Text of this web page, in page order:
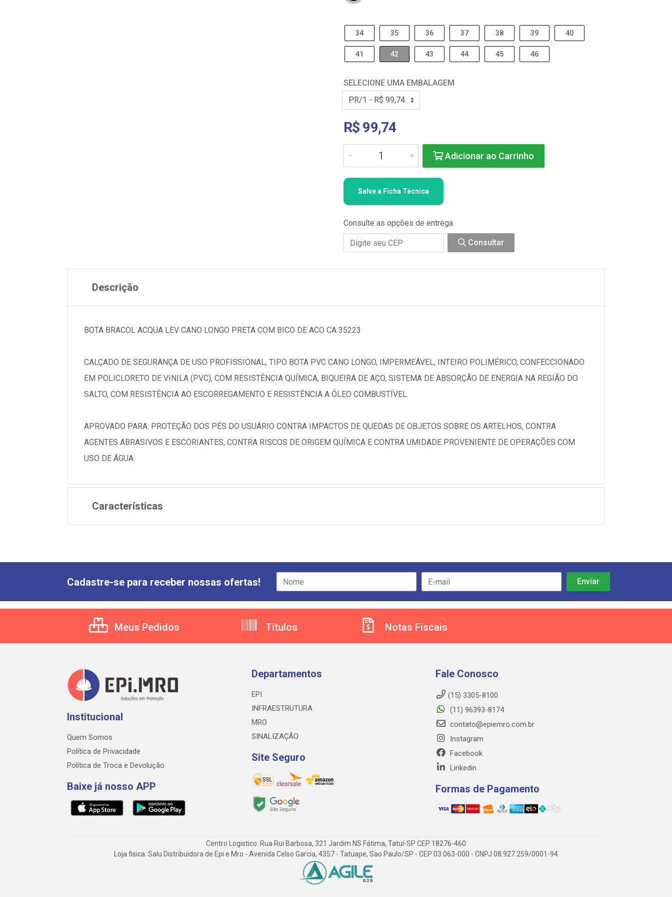
34 35 36 37 38 39 40
41 42 43 44 45 46
SELECIONE UMA EMBALAGEM
R$ 99,74
Adicionar ao Carrinho
Salve a Ficha Técnica
Consulte as opções de entrega
Consultar
Descrição
BOTA BRACOL ACQUA LEV CANO LONGO PRETA COM BICO DE ACO CA 35223
CALÇADO DE SEGURANÇA DE USO PROFISSIONAL, TIPO BOTA PVC CANO LONGO, IMPERMEÁVEL, INTEIRO POLIMÉRICO, CONFECCIONADO
EM POLICLORETO DE VINILA (PVC), COM RESISTÊNCIA QUÍMICA, BIQUEIRA DE AÇO, SISTEMA DE ABSORÇÃO DE ENERGIA NA REGIÃO DO
SALTO, COM RESISTÊNCIA AO ESCORREGAMENTO E RESISTÊNCIA A ÓLEO COMBUSTÍVEL.
APROVADO PARA: PROTEÇÃO DOS PÉS DO USUÁRIO CONTRA IMPACTOS DE QUEDAS DE OBJETOS SOBRE OS ARTELHOS, CONTRA
AGENTES ABRASIVOS E ESCORIANTES, CONTRA RISCOS DE ORIGEM QUÍMICA E CONTRA UMIDADE PROVENIENTE DE OPERAÇÕES COM
USO DE ÁGUA.
Características
Cadastre-se para receber nossas ofertas!
Meus Pedidos Títulos Notas Fiscais
Institucional
Quem Somos
Política de Privacidade
Política de Troca e Devolução
Baixe já nosso APP
Departamentos
EPI
INFRAESTRUTURA
MRO
SINALIZAÇÃO
Site Seguro
Fale Conosco
(15) 3305-8100
(11) 96393-8174
contato@epiemro.com.br
Instagram
Facebook
Linkedin
Formas de Pagamento
Centro Logistico: Rua Rui Barbosa, 321 Jardim NS Fátima, Tatuí-SP CEP 18276-460
Loja fisica: Salu Distribuidora de Epi e Mro - Avenida Celso Garcia, 4357 - Tatuape, Sao Paulo/SP - CEP 03.063-000 - CNPJ 08.927.259/0001-94